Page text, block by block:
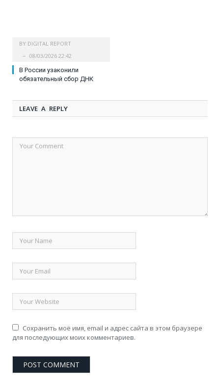
BY DIGITAL REPORT
08/03/2026 22:42
В России узаконили
обязательный сбор ДНК
LEAVE A REPLY
Сохранить моё имя, email и адрес сайта в этом браузере
для последующих моих комментариев.